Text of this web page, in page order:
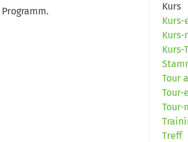
Kurs
Kurs-
Tour
Tour-
Tour-
Treff